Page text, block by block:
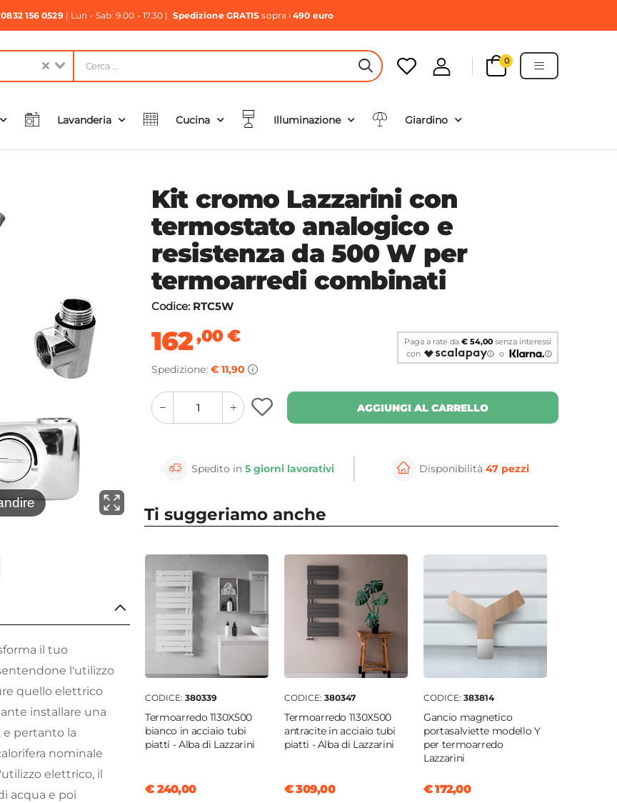
0832 156 0529| Lun - Sab: 9.00 - 17.30 | Spedizione GRATIS sopra i490 euro
HEADER SEARCH BUTTON
0
Lavanderia Cucina Illuminazione Giardino
⚲
il tuo
l'utilizzo
quello elettrico
installare una
e pertanto la
nominale
elettrico, il
acqua e poi
Kit cromo Lazzarini con
termostato analogico e
resistenza da 500 W per
termoarredi combinati
Codice: RTC5W
162,00€
Spedizione: € 11,90
Paga a rate da€ 54,00 senza interessi
con
o
quantity
button
quantity
minus
button
AGGIUNGI AL CARRELLO
Spedito in5 giorni lavorativi Disponibilità 47 pezzi
Ti suggeriamo anche
CODICE: 380339
Termoarredo 1130X500
bianco in acciaio tubi
piatti - Alba di Lazzarini
€ 240,00
CODICE: 380347
Termoarredo 1130X500
antracite in acciaio tubi
piatti - Alba di Lazzarini
€ 309,00
CODICE: 383814
Gancio magnetico
portasalviette modello Y
per termoarredo
Lazzarini
€ 172,00